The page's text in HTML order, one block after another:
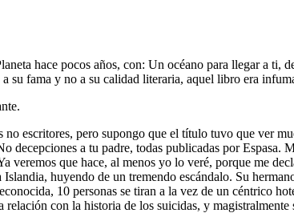
hace pocos años, con: Un océano para llegar a ti,
su fama y no a su calidad literaria, aquel libro era
escritores, pero supongo que el título tuvo que ver
a tu padre, todas publicadas por
que hace, al menos yo lo veré, porque me
huyendo de un tremendo escándalo. Su
10 personas se tiran a la vez de un céntrico
con la historia de los suicidas, y